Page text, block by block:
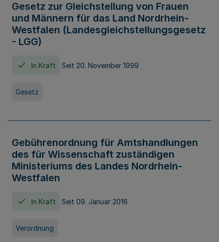
Gesetz zur Gleichstellung von Frauen
und Männern für das Land Nordrhein-
Westfalen (Landesgleichstellungsgesetz
- LGG)
In Kraft Seit 20. November 1999
Gesetz
Gebührenordnung für Amtshandlungen
des für Wissenschaft zuständigen
Ministeriums des Landes Nordrhein-
Westfalen
In Kraft Seit 09. Januar 2016
Verordnung